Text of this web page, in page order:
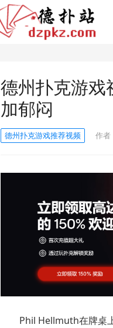
德州扑克游
加郁闷
德州扑克游戏推荐视频 作者
Phil Hellmuth在牌桌